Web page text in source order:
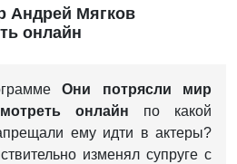
Андрей Мягков
онлайн
Они потрясли мир
мотреть онлайн по какой
ему идти в актеры?
изменял супруге с